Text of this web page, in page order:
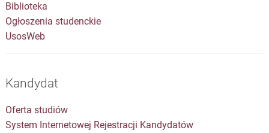
Biblioteka
Ogłoszenia studenckie
UsosWeb
Kandydat
Oferta studiów
System Internetowej Rejestracji Kandydatów